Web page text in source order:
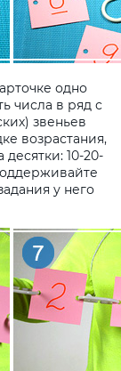
одно
числа в ряд с
звеньев
возрастания,
10-20-
у него